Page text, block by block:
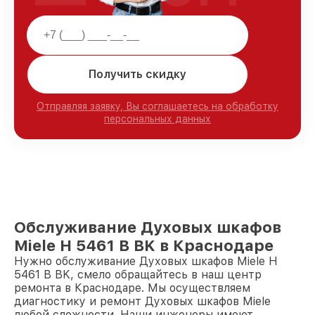
Получить скидку
Отправляя заявку, Вы соглашаетесь на обработку
персональных данных
Обслуживание Духовых шкафов
Miele H 5461 В BK в Краснодаре
Нужно обслуживание Духовых шкафов Miele H
5461 В BK, смело обращайтесь в наш центр
ремонта в Краснодаре. Мы осуществляем
диагностику и ремонт Духовых шкафов Miele